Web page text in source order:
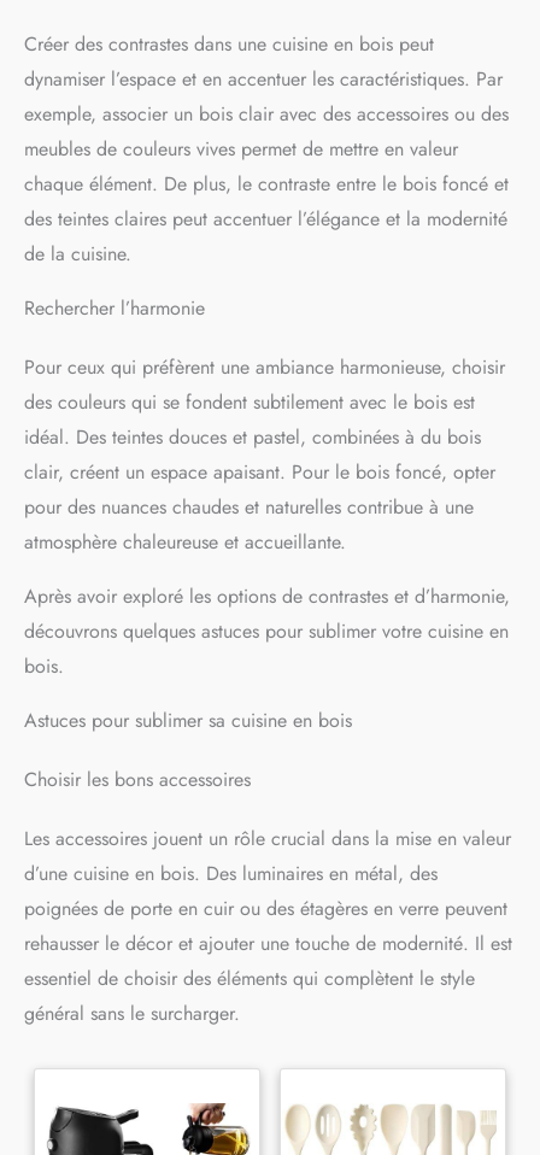
Créer des contrastes dans une cuisine en bois peut
dynamiser l’espace et en accentuer les caractéristiques. Par
exemple, associer un bois clair avec des accessoires ou des
meubles de couleurs vives permet de mettre en valeur
chaque élément. De plus, le contraste entre le bois foncé et
des teintes claires peut accentuer l’élégance et la modernité
de la cuisine.
Rechercher l’harmonie
Pour ceux qui préfèrent une ambiance harmonieuse, choisir
des couleurs qui se fondent subtilement avec le bois est
idéal. Des teintes douces et pastel, combinées à du bois
clair, créent un espace apaisant. Pour le bois foncé, opter
pour des nuances chaudes et naturelles contribue à une
atmosphère chaleureuse et accueillante.
Après avoir exploré les options de contrastes et d’harmonie,
découvrons quelques astuces pour sublimer votre cuisine en
bois.
Astuces pour sublimer sa cuisine en bois
Choisir les bons accessoires
Les accessoires jouent un rôle crucial dans la mise en valeur
d’une cuisine en bois. Des luminaires en métal, des
poignées de porte en cuir ou des étagères en verre peuvent
rehausser le décor et ajouter une touche de modernité. Il est
essentiel de choisir des éléments qui complètent le style
général sans le surcharger.